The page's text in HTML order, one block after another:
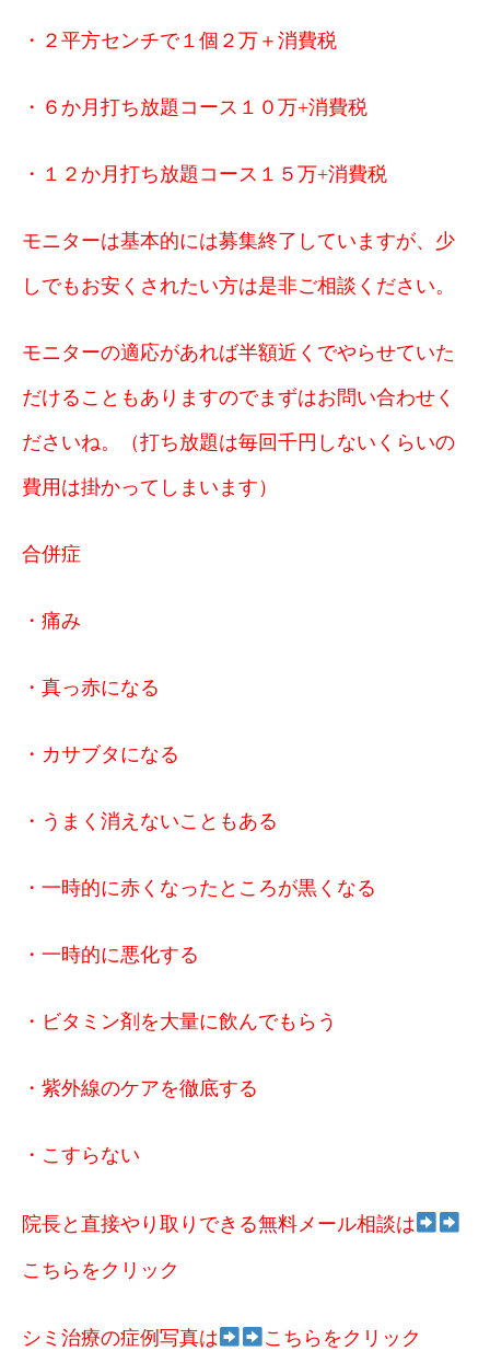
・２平方センチで１個２万＋消費税
・６ か月打ち放題コース１０万+消費税
・１２か月打ち放題コース１５万+消費税
モニターは基本的には募集終了していますが、少
しでもお安くされたい方は是非ご相談ください。
モニターの適応があれば半額近くでやらせていた
だけることもありますのでまずはお問い合わせく
ださいね。（打ち放題は毎回千円しないくらいの
費用は掛かってしまいます）
合併症
・痛み
・真っ赤になる
・カサブタになる
・うまく消えないこともある
・一時的に赤くなったところが黒くなる
・一時的に悪化する
・ビタミン剤を大量に飲んでもらう
・紫外線のケアを徹底する
・こすらない
院長と直接やり取りできる無料メール相談は
こちらをクリック
シミ治療の症例写真は こ ちらをクリック